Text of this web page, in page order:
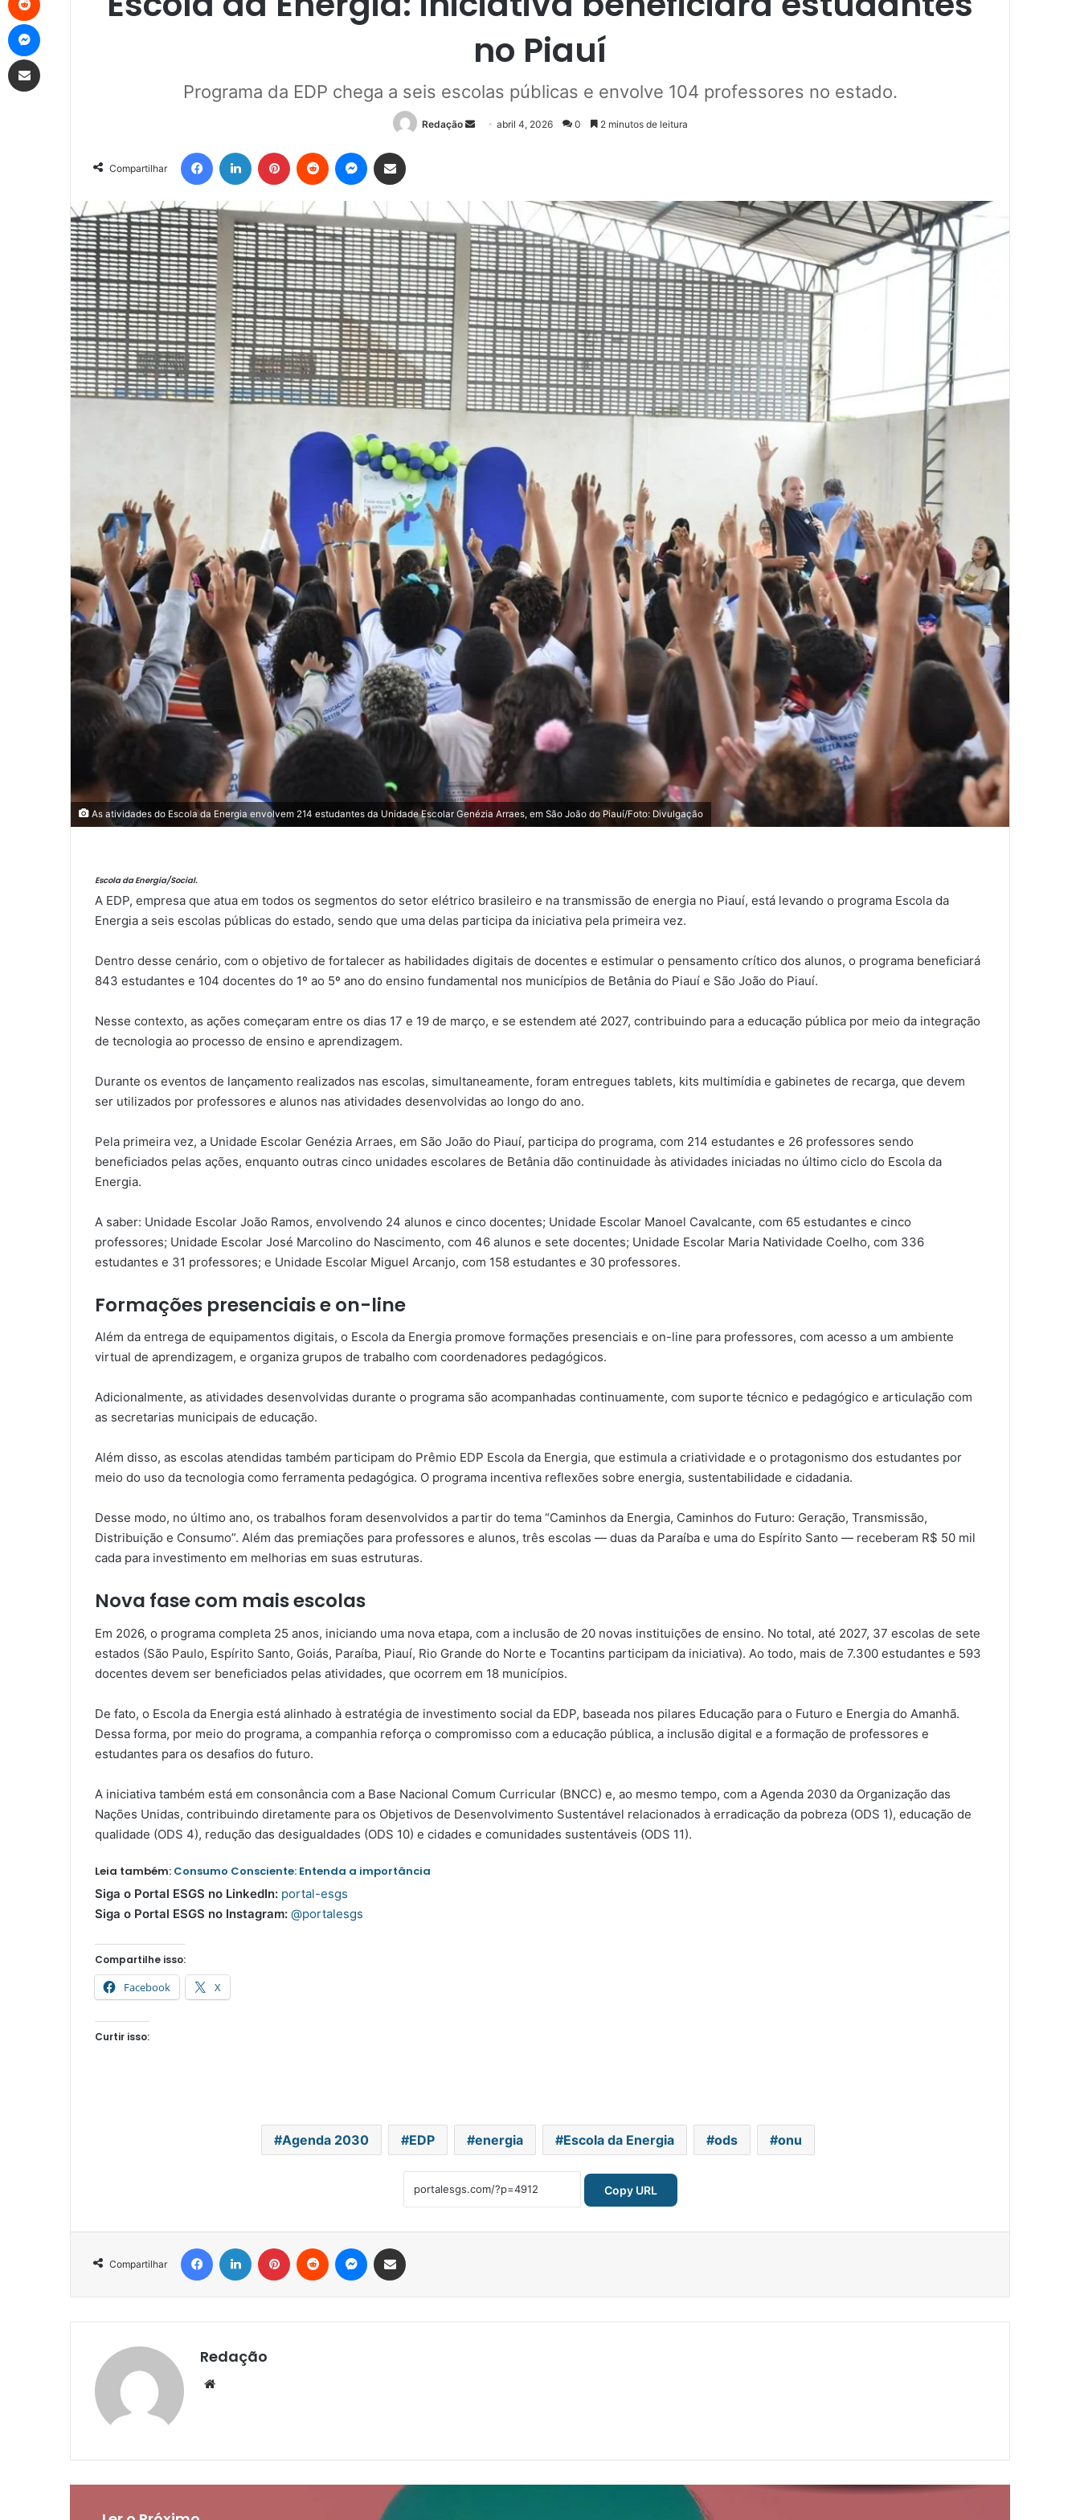
no Piauí
Programa da EDP chega a seis escolas públicas e envolve 104 professores no estado.
Redação
Mandeabril 4, 2026 0 2 minutos de leitura
Compartilhar
FacebookLinkedin Pinterest Reddit Messenger
As atividades do Escola da Energia envolvem 214 estudantes da Unidade Escolar Genézia Arraes, em São João do Piauí/Foto: Divulgação
Escola da Energia/Social.
A EDP, empresa que atua em todos os segmentos do setor elétrico brasileiro e na transmissão de energia no Piauí, está levando o programa Escola da
Energia a seis escolas públicas do estado, sendo que uma delas participa da iniciativa pela primeira vez.
Dentro desse cenário, com o objetivo de fortalecer as habilidades digitais de docentes e estimular o pensamento crítico dos alunos, o programa beneficiará
843 estudantes e 104 docentes do 1º ao 5º ano do ensino fundamental nos municípios de Betânia do Piauí e São João do Piauí.
Nesse contexto, as ações começaram entre os dias 17 e 19 de março, e se estendem até 2027, contribuindo para a educação pública por meio da integração
de tecnologia ao processo de ensino e aprendizagem.
Durante os eventos de lançamento realizados nas escolas, simultaneamente, foram entregues tablets, kits multimídia e gabinetes de recarga, que devem
ser utilizados por professores e alunos nas atividades desenvolvidas ao longo do ano.
Pela primeira vez, a Unidade Escolar Genézia Arraes, em São João do Piauí, participa do programa, com 214 estudantes e 26 professores sendo
beneficiados pelas ações, enquanto outras cinco unidades escolares de Betânia dão continuidade às atividades iniciadas no último ciclo do Escola da
Energia.
A saber: Unidade Escolar João Ramos, envolvendo 24 alunos e cinco docentes; Unidade Escolar Manoel Cavalcante, com 65 estudantes e cinco
professores; Unidade Escolar José Marcolino do Nascimento, com 46 alunos e sete docentes; Unidade Escolar Maria Natividade Coelho, com 336
estudantes e 31 professores; e Unidade Escolar Miguel Arcanjo, com 158 estudantes e 30 professores.
Formações presenciais e on-line
Além da entrega de equipamentos digitais, o Escola da Energia promove formações presenciais e on-line para professores, com acesso a um ambiente
virtual de aprendizagem, e organiza grupos de trabalho com coordenadores pedagógicos.
Adicionalmente, as atividades desenvolvidas durante o programa são acompanhadas continuamente, com suporte técnico e pedagógico e articulação com
as secretarias municipais de educação.
Além disso, as escolas atendidas também participam do Prêmio EDP Escola da Energia, que estimula a criatividade e o protagonismo dos estudantes por
meio do uso da tecnologia como ferramenta pedagógica. O programa incentiva reflexões sobre energia, sustentabilidade e cidadania.
Desse modo, no último ano, os trabalhos foram desenvolvidos a partir do tema “Caminhos da Energia, Caminhos do Futuro: Geração, Transmissão,
Distribuição e Consumo”. Além das premiações para professores e alunos, três escolas — duas da Paraíba e uma do Espírito Santo — receberam R$ 50 mil
cada para investimento em melhorias em suas estruturas.
Nova fase com mais escolas
Em 2026, o programa completa 25 anos, iniciando uma nova etapa, com a inclusão de 20 novas instituições de ensino. No total, até 2027, 37 escolas de sete
estados (São Paulo, Espírito Santo, Goiás, Paraíba, Piauí, Rio Grande do Norte e Tocantins participam da iniciativa). Ao todo, mais de 7.300 estudantes e 593
docentes devem ser beneficiados pelas atividades, que ocorrem em 18 municípios.
De fato, o Escola da Energia está alinhado à estratégia de investimento social da EDP, baseada nos pilares Educação para o Futuro e Energia do Amanhã.
Dessa forma, por meio do programa, a companhia reforça o compromisso com a educação pública, a inclusão digital e a formação de professores e
estudantes para os desafios do futuro.
A iniciativa também está em consonância com a Base Nacional Comum Curricular (BNCC) e, ao mesmo tempo, com a Agenda 2030 da Organização das
Nações Unidas, contribuindo diretamente para os Objetivos de Desenvolvimento Sustentável relacionados à erradicação da pobreza (ODS 1), educação de
qualidade (ODS 4), redução das desigualdades (ODS 10) e cidades e comunidades sustentáveis (ODS 11).
Leia também: Consumo Consciente: Entenda a importância
Siga o Portal ESGS no LinkedIn: portal-esgs
Siga o Portal ESGS no Instagram: @portalesgs
Compartilhe isso:
Facebook X
Curtir isso:
Agenda 2030 EDP energia Escola da Energia ods onu
Copy URL
Compartilhar
FacebookLinkedin Pinterest Reddit Messenger
Redação
funciona
conquista Prêmio Nacional